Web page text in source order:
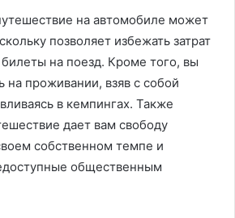
на автомобиле может
позволяет избежать затрат
на поезд. Кроме того, вы
на проживании, взяв с собой
в кемпингах. Также
дает вам свободу
собственном темпе и
общественным